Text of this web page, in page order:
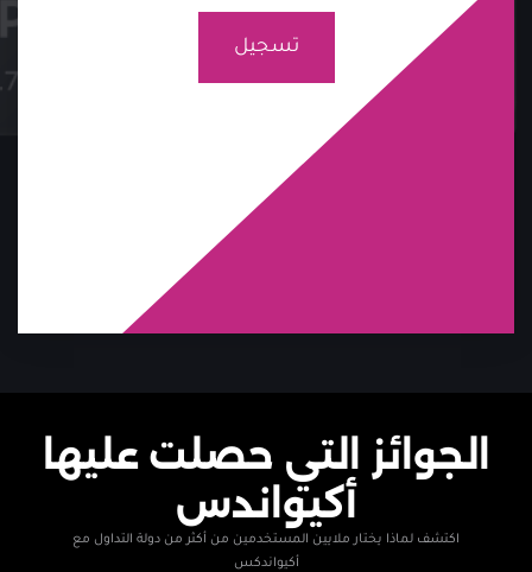
تسجيل
الجوائز التي حصلت عليها
أكيواندس
اكتشف لماذا يختار ملايين المستخدمين من أكثر من دولة التداول مع
أكيواندكس